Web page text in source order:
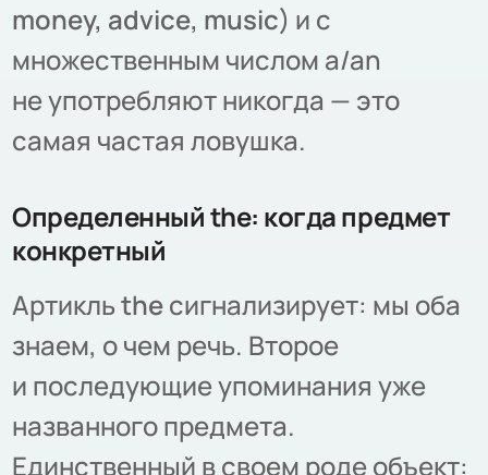
money, advice, music) и с
множественным числом a/an
не употребляют никогда — это
самая частая ловушка.
Определенный the: когда предмет
конкретный
Артикльtheсигнализирует: мы оба
знаем, о чем речь. Второе
и последующие упоминания уже
названного предмета.
Единственный в своем роде объект: